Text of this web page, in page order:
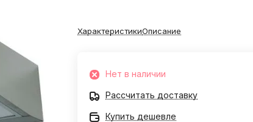
ХарактеристикиОписание
Нет в наличии
Рассчитать доставку
Купить дешевле